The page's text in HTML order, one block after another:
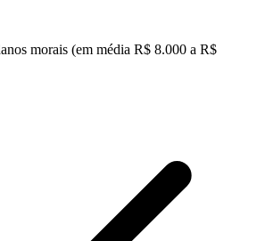
morais (em média R$ 8.000 a R$